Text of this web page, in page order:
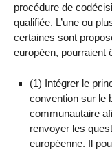
procédure de
qualifiée. L’une ou
certaines sont
européen, pourraient
(1) Intégrer le
convention sur le
communautaire
renvoyer les
européenne. Il